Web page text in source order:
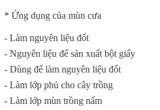
* Ứng dụng của mùn cưa
- Làm nguyên liệu đốt
- Nguyên liệu để sản xuất bột giấy
- Dùng để làm nguyên liệu đốt
- Làm lớp phủ cho cây trồng
- Làm lớp mùn trồng nấm